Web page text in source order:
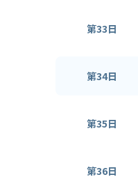
第33日
第34日
第35日
第36日